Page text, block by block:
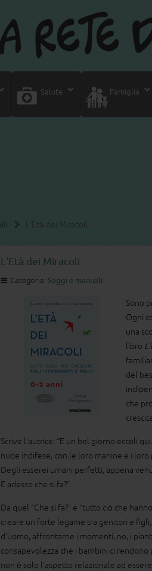
Salute Famiglia
L'Età dei Miracoli
L'Età dei Miracoli
Categoria: Saggi e manuali
Sono
Ogni
una
libro
del
che
Scrive l'autrice: “E un bel giorno eccoli
nude indifese, con le loro manine e i
Degli esserei umani perfetti, appena
E adesso che si fa?”.
Da quel “Che si fa?” e “tutto ciò che
creare un forte legame tra genitori e
d'uomo, affrontarne i momenti, no, i
consapevolezza che i bambini ci
non è solo l'aspetto relazionale ad